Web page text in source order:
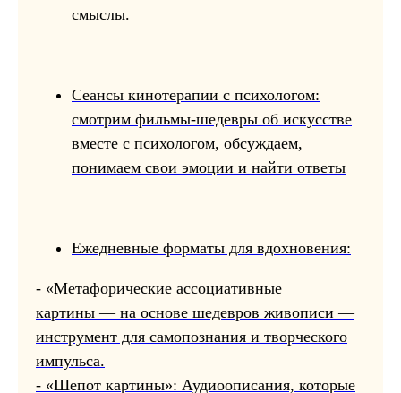
смыслы.
Сеансы кинотерапии с психологом:
смотрим фильмы-шедевры об искусстве
вместе с психологом, обсуждаем,
понимаем свои эмоции и найти ответы
Ежедневные форматы для вдохновения:
- «Метафорические ассоциативные
картины — на основе шедевров живописи —
инструмент для самопознания и творческого
импульса.
- «Шепот картины»: Аудиоописания, которые